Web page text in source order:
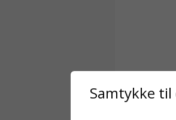
Samtykke til